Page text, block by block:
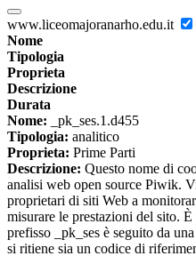
www.liceomajoranarho.edu.it
Nome
Tipologia
Proprieta
Descrizione
Durata
Nome: _pk_ses.1.d455
Tipologia: analitico
Proprieta: Prime Parti
Descrizione: Questo nome di
analisi web open source Piwik.
proprietari di siti Web a
misurare le prestazioni del sito.
prefisso _pk_ses è seguito da
si ritiene sia un codice di